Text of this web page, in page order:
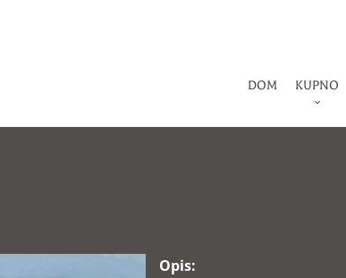
DOM KUPNO
Opis: